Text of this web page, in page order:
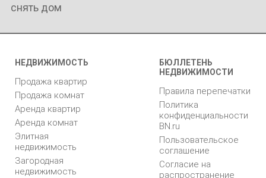
снять дом
НЕДВИЖИМОСТЬ
Продажа квартир
Продажа комнат
Аренда квартир
Аренда комнат
Элитная
недвижимость
Загородная
недвижимость
БЮЛЛЕТЕНЬ
НЕДВИЖИМОСТИ
Правила перепечатки
Политика
конфиденциальности
BN.ru
Пользовательское
соглашение
Согласие на
распространение